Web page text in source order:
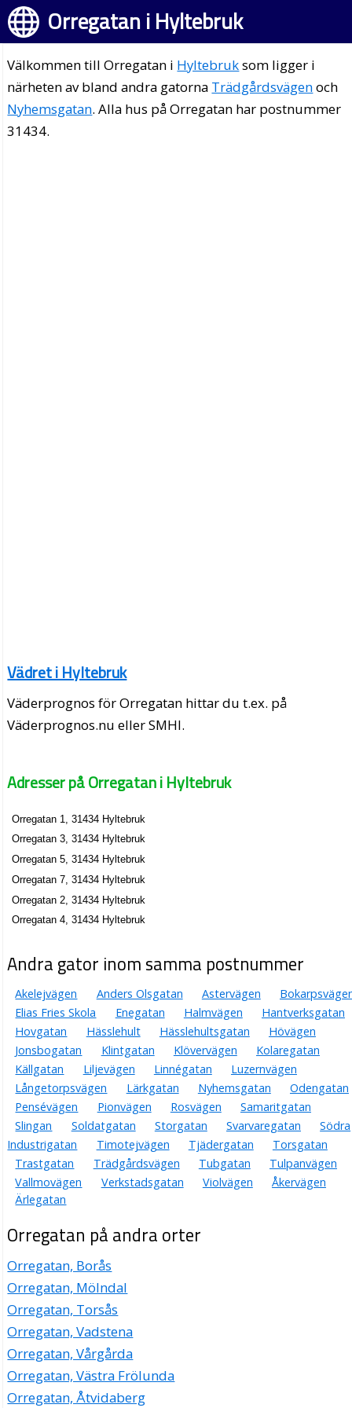
Orregatan i Hyltebruk
Välkommen till Orregatan i Hyltebruksom ligger i
närheten av bland andra gatorna Trädgårdsvägenoch
Nyhemsgatan. Alla hus på Orregatan har postnummer
31434.
Vädret i Hyltebruk
Väderprognos för Orregatan hittar du t.ex. på
Väderprognos.nu eller SMHI.
Adresser på Orregatan i Hyltebruk
Orregatan 1, 31434 Hyltebruk
Orregatan 3, 31434 Hyltebruk
Orregatan 5, 31434 Hyltebruk
Orregatan 7, 31434 Hyltebruk
Orregatan 2, 31434 Hyltebruk
Orregatan 4, 31434 Hyltebruk
Andra gator inom samma postnummer
Akelejvägen Anders Olsgatan Astervägen
Elias Fries Skola
Enegatan Halmvägen
Hantverksgatan
Hovgatan
Hässlehult Hässlehultsgatan
Hövägen
Jonsbogatan
Klintgatan Klövervägen
Kolaregatan
Källgatan
Liljevägen Linnégatan
Luzernvägen
Långetorpsvägen
Lärkgatan Nyhemsgatan
Odengatan
Pensévägen
Pionvägen Rosvägen
Samaritgatan
Slingan
Soldatgatan Storgatan Svarvaregatan
Södra
Industrigatan
Timotejvägen Tjädergatan
Torsgatan
Trastgatan
Trädgårdsvägen Tubgatan
Tulpanvägen
Vallmovägen
Verkstadsgatan Violvägen
Åkervägen
Ärlegatan
Orregatan på andra orter
Orregatan, Borås
Orregatan, Mölndal
Orregatan, Torsås
Orregatan, Vadstena
Orregatan, Vårgårda
Orregatan, Västra Frölunda
Orregatan, Åtvidaberg